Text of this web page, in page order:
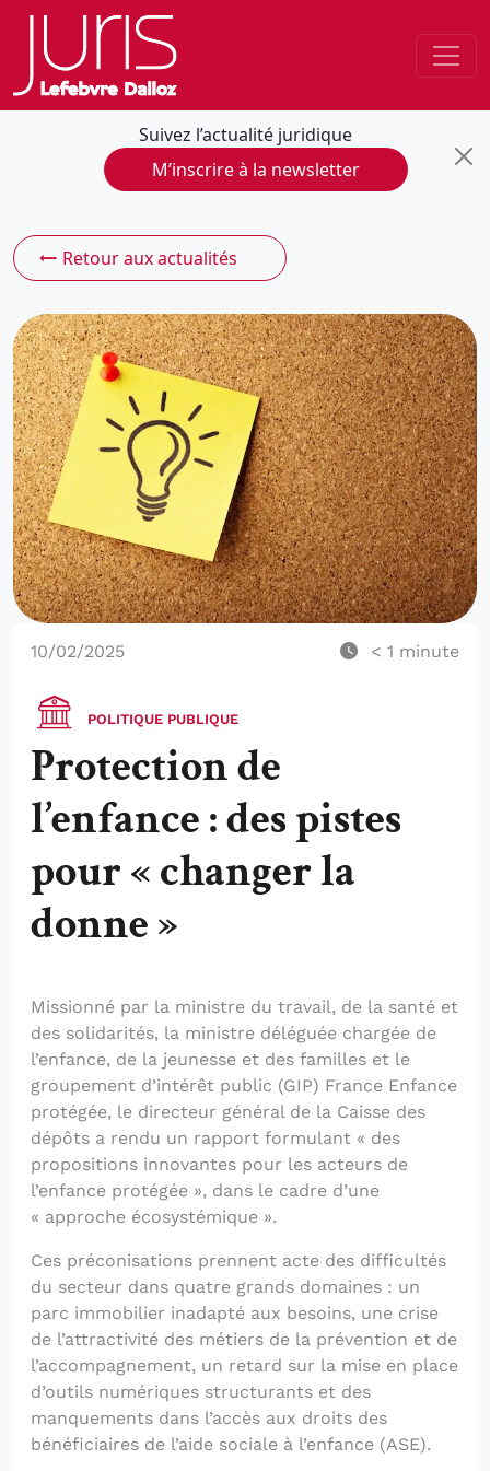
Suivez l’actualité juridique
M’inscrire à la newsletter
Retour aux actualités
10/02/2025 < 1 minute
POLITIQUE PUBLIQUE
Protection de
l’enfance : des pistes
pour « changer la
donne »
Missionné par la ministre du travail, de la santé et
des solidarités, la ministre déléguée chargée de
l’enfance, de la jeunesse et des familles et le
groupement d’intérêt public (GIP) France Enfance
protégée, le directeur général de la Caisse des
dépôts a rendu un rapport formulant « des
propositions innovantes pour les acteurs de
l’enfance protégée », dans le cadre d’une
« approche écosystémique ».
Ces préconisations prennent acte des difficultés
du secteur dans quatre grands domaines : un
parc immobilier inadapté aux besoins, une crise
de l’attractivité des métiers de la prévention et de
l’accompagnement, un retard sur la mise en place
d’outils numériques structurants et des
manquements dans l’accès aux droits des
bénéficiaires de l’aide sociale à l’enfance (ASE).